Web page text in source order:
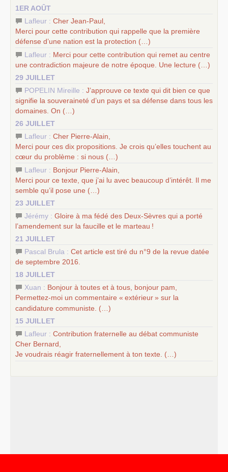
1ER AOÛT
Lafleur : Cher Jean-Paul,
Merci pour cette contribution qui rappelle que la première
défense d’une nation est la protection (…)
Lafleur : Merci pour cette contribution qui remet au centre
une contradiction majeure de notre époque. Une lecture (…)
29 JUILLET
POPELIN Mireille : J’approuve ce texte qui dit bien ce que
signifie la souveraineté d’un pays et sa défense dans tous les
domaines. On (…)
26 JUILLET
Lafleur : Cher Pierre-Alain,
Merci pour ces dix propositions. Je crois qu’elles touchent au
cœur du problème : si nous (…)
Lafleur : Bonjour Pierre-Alain,
Merci pour ce texte, que j’ai lu avec beaucoup d’intérêt. Il me
semble qu’il pose une (…)
23 JUILLET
Jérémy : Gloire à ma fédé des Deux-Sèvres qui a porté
l’amendement sur la faucille et le marteau !
21 JUILLET
Pascal Brula : Cet article est tiré du n°9 de la revue datée
de septembre 2016.
18 JUILLET
Xuan : Bonjour à toutes et à tous, bonjour pam,
Permettez-moi un commentaire « extérieur» sur la
candidature communiste. (…)
15 JUILLET
Lafleur : Contribution fraternelle au débat communiste
Cher Bernard,
Je voudrais réagir fraternellement à ton texte. (…)